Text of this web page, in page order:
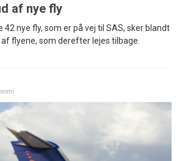
af nye fly
42 nye fly, som er på vej til SAS, sker blandt
flyene, som derefter lejes tilbage.